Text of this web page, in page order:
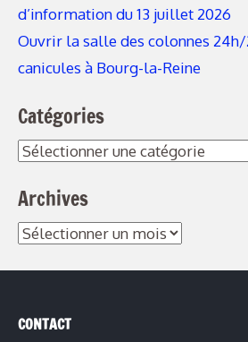
d’information du 13 juillet 2026
Ouvrir la salle des colonnes
canicules à Bourg-la-Reine
Catégories
Catégories
Archives
Archives
CONTACT